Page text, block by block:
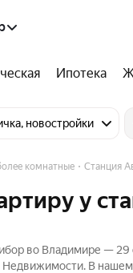
Ипотека
новостройки
комнатные Станция
у
во Владимире —
В